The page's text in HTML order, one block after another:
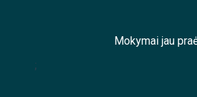
Mokymai jau
;